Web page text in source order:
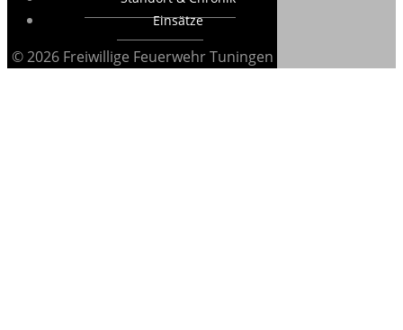
Einsätze
© 2026 Freiwillige Feuerwehr Tuningen